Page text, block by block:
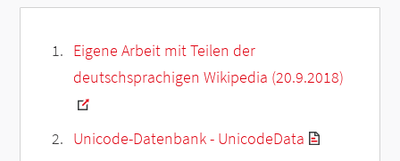
Eigene Arbeit mit Teilen der
deutschsprachigen Wikipedia (20.9.2018)
Unicode-Datenbank - UnicodeData